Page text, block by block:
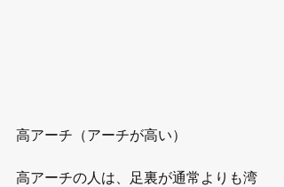
高アーチ（アーチが高い）
高アーチの人は、足裏が通常よりも湾